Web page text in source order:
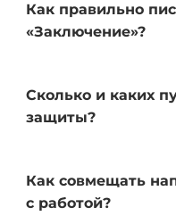
Как правильно
«Заключение»?
Сколько и каких
защиты?
Как совмещать
с работой?